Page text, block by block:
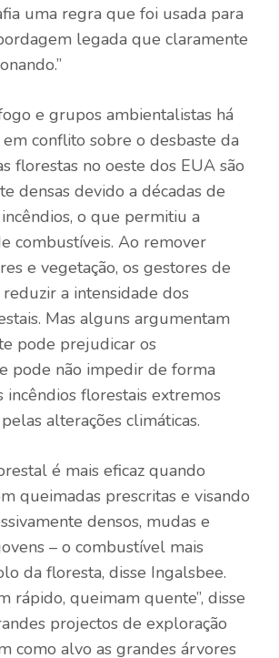
uma regra que foi usada para
legada que claramente
e grupos ambientalistas há
conflito sobre o desbaste da
florestas no oeste dos EUA são
densas devido a décadas de
o que permitiu a
combustíveis. Ao remover
e vegetação, os gestores de
a intensidade dos
Mas alguns argumentam
pode prejudicar os
pode não impedir de forma
incêndios florestais extremos
alterações climáticas.
é mais eficaz quando
queimadas prescritas e visando
densos, mudas e
– o combustível mais
da floresta, disse Ingalsbee.
rápido, queimam quente”, disse
projectos de exploração
como alvo as grandes árvores